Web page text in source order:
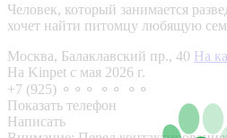
Человек, который занимается
хочет найти питомцу любящую
Москва, Балаклавский пр., 40 На
На Kinpet c мая 2026 г.
+7 (925) ⚬⚬⚬ ⚬⚬ ⚬⚬
Показать телефон
Написать